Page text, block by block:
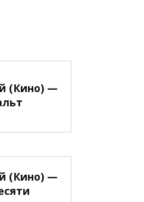
(Кино) —
(Кино) —